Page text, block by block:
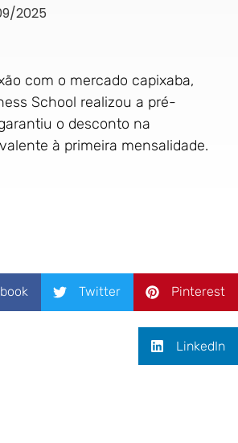
2025
com o mercado capixaba,
School realizou a pré-
o desconto na
à primeira mensalidade.
Twitter Pinterest
LinkedIn